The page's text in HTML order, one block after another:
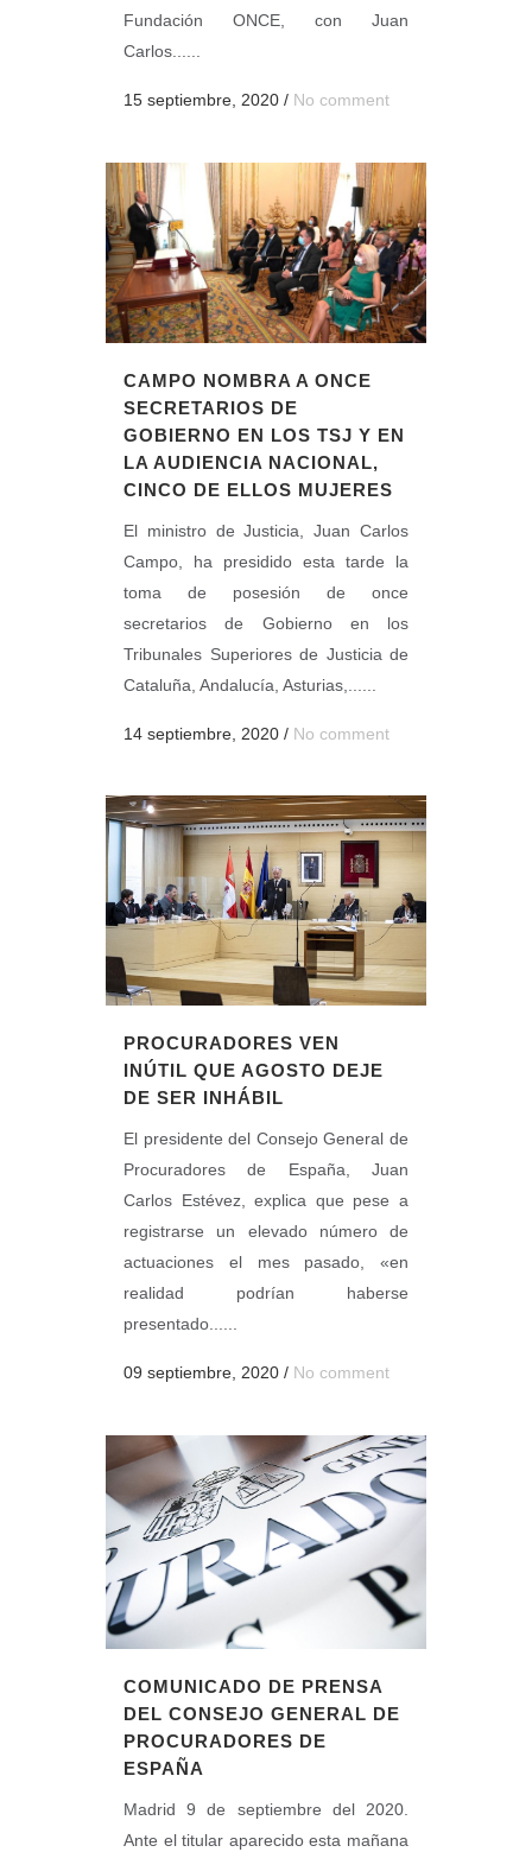
Fundación ONCE, con Juan
Carlos......
15 septiembre, 2020 / No comment
CAMPO NOMBRA A ONCE
SECRETARIOS DE
GOBIERNO EN LOS TSJ Y EN
LA AUDIENCIA NACIONAL,
CINCO DE ELLOS MUJERES
El ministro de Justicia, Juan Carlos
Campo, ha presidido esta tarde la
toma de posesión de once
secretarios de Gobierno en los
Tribunales Superiores de Justicia de
Cataluña, Andalucía, Asturias,......
14 septiembre, 2020 / No comment
PROCURADORES VEN
INÚTIL QUE AGOSTO DEJE
DE SER INHÁBIL
El presidente del Consejo General de
Procuradores de España, Juan
Carlos Estévez, explica que pese a
registrarse un elevado número de
actuaciones el mes pasado, «en
realidad podrían haberse
presentado......
09 septiembre, 2020 / No comment
COMUNICADO DE PRENSA
DEL CONSEJO GENERAL DE
PROCURADORES DE
ESPAÑA
Madrid 9 de septiembre del 2020.
Ante el titular aparecido esta mañana